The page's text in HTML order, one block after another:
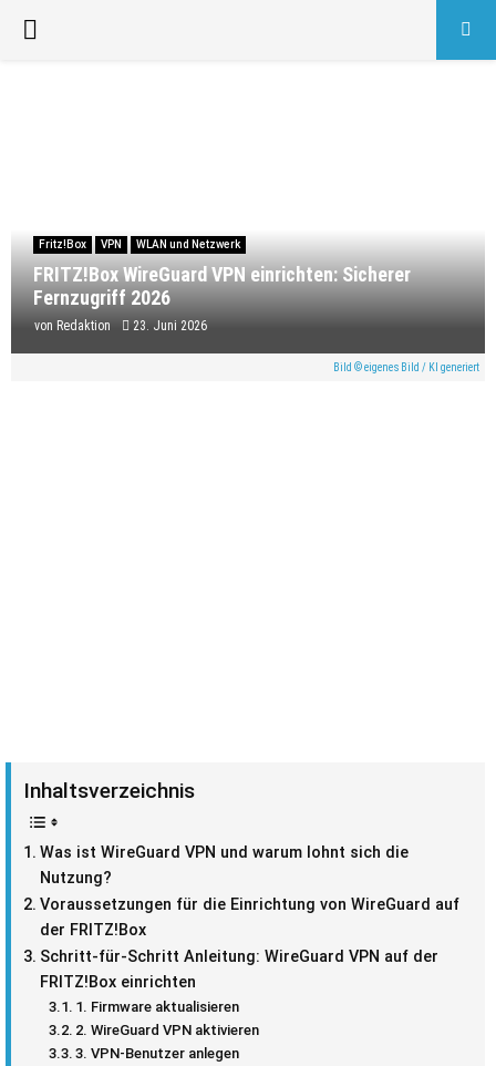
PRIMARY
Fritz!Box VPN WLAN und Netzwerk
FRITZ!Box WireGuard VPN einrichten: Sicherer
Fernzugriff 2026
von Redaktion 23. Juni 2026
Bild © eigenes Bild / KI generiert
Inhaltsverzeichnis
Was ist WireGuard VPN und warum lohnt sich die
Nutzung?
Voraussetzungen für die Einrichtung von WireGuard auf
der FRITZ!Box
Schritt-für-Schritt Anleitung: WireGuard VPN auf der
FRITZ!Box einrichten
1. Firmware aktualisieren
2. WireGuard VPN aktivieren
3. VPN-Benutzer anlegen